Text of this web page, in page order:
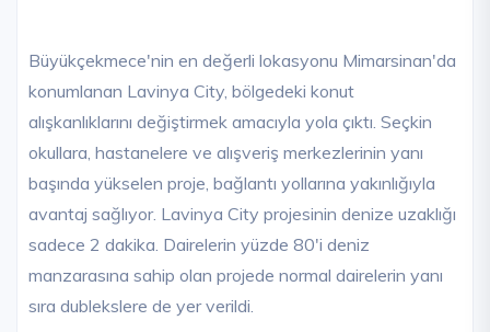
Büyükçekmece'nin en değerli lokasyonu Mimarsinan'da
konumlanan Lavinya City, bölgedeki konut
alışkanlıklarını değiştirmek amacıyla yola çıktı. Seçkin
okullara, hastanelere ve alışveriş merkezlerinin yanı
başında yükselen proje, bağlantı yollarına yakınlığıyla
avantaj sağlıyor. Lavinya City projesinin denize uzaklığı
sadece 2 dakika. Dairelerin yüzde 80'i deniz
manzarasına sahip olan projede normal dairelerin yanı
sıra dublekslere de yer verildi.